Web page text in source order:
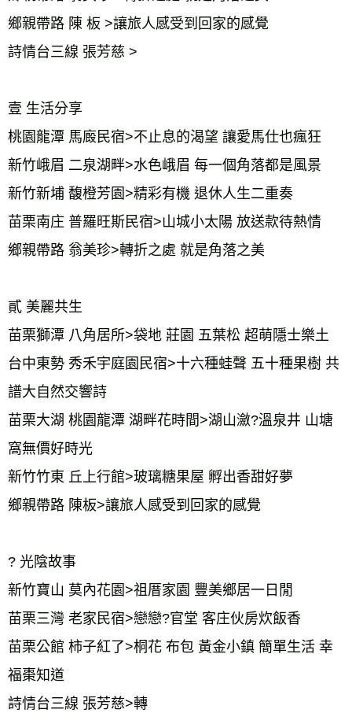
鄉親帶路 陳 板 >讓旅人感受到回家的感覺
詩情台三線 張芳慈 >
壹 生活分享
桃園龍潭 馬廄民宿>不止息的渴望 讓愛馬仕也瘋狂
新竹峨眉 二泉湖畔>水色峨眉 每一個角落都是風景
新竹新埔 馥橙芳園>精彩有機 退休人生二重奏
苗栗南庄 普羅旺斯民宿>山城小太陽 放送款待熱情
鄉親帶路 翁美珍>轉折之處 就是角落之美
貳 美麗共生
苗栗獅潭 八角居所>袋地 莊園 五葉松 超萌隱士樂土
台中東勢 秀禾宇庭園民宿>十六種蛙聲 五十種果樹 共
譜大自然交響詩
苗栗大湖 桃園龍潭 湖畔花時間>湖山瀲?溫泉井 山塘
窩無價好時光
新竹竹東 丘上行館>玻璃糖果屋 孵出香甜好夢
鄉親帶路 陳板>讓旅人感受到回家的感覺
? 光陰故事
新竹寶山 莫內花園>祖厝家園 豐美鄉居一日閒
苗栗三灣 老家民宿>戀戀?官堂 客庄伙房炊飯香
苗栗公館 柿子紅了>桐花 布包 黃金小鎮 簡單生活 幸
福棗知道
詩情台三線 張芳慈>轉